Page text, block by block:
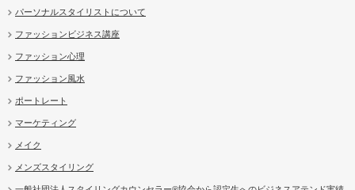
パーソナルスタイリストについて
ファッションビジネス講座
ファッション心理
ファッション風水
ポートレート
マーケティング
メイク
メンズスタイリング